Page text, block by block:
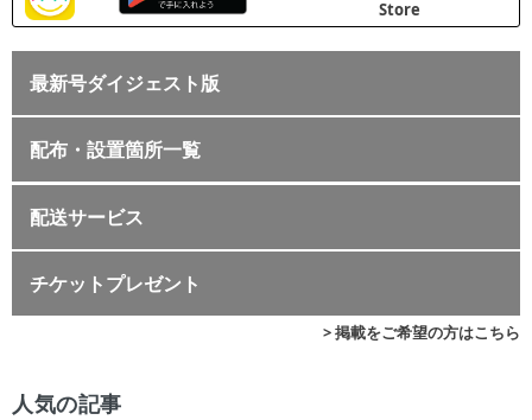
最新号ダイジェスト版
配布・設置箇所一覧
配送サービス
チケットプレゼント
> 掲載をご希望の方はこちら
人気の記事